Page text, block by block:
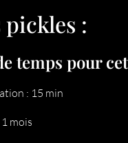
pickles :
temps pour
: 15 min
mois